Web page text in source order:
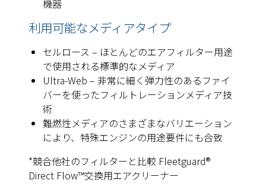
機器
利用可能なメディアタイプ
セルロース – ほとんどのエアフィルター用途
で使用される標準的なメディア
Ultra-Web – 非常に細く弾力性のあるファイ
バーを使ったフィルトレーションメディア技
術
難燃性メディアのさまざまなバリエーション
により、特殊エンジンの用途要件にも合致
*競合他社のフィルターと比較 Fleetguard®
Direct Flow™交換用エアクリーナー